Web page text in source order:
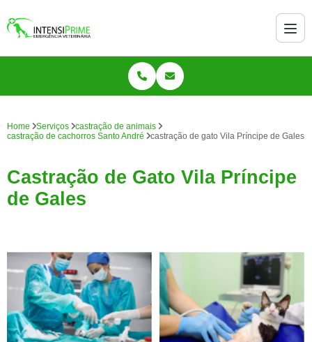
Home Serviços
castração de animais
castração de cachorros Santo André
castração de gato Vila Príncipe de Gales
Castração de Gato Vila Príncipe
de Gales